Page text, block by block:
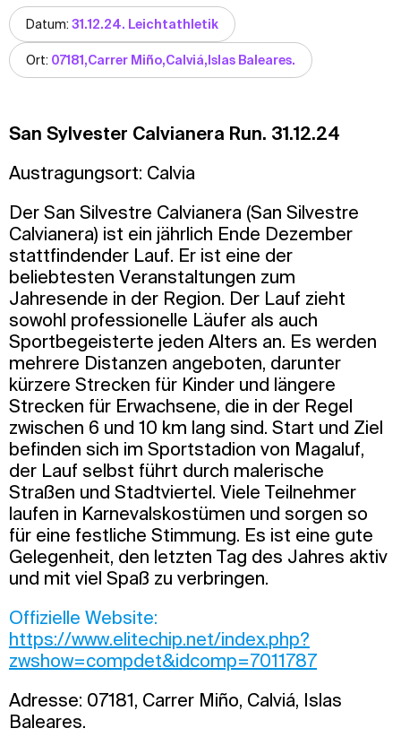
Datum: 31.12.24. Leichtathletik
Ort: 07181,Carrer Miño,Calviá,Islas Baleares.
San Sylvester Calvianera Run. 31.12.24
Austragungsort: Calvia
Der San Silvestre Calvianera (San Silvestre
Calvianera) ist ein jährlich Ende Dezember
stattfindender Lauf. Er ist eine der
beliebtesten Veranstaltungen zum
Jahresende in der Region. Der Lauf zieht
sowohl professionelle Läufer als auch
Sportbegeisterte jeden Alters an. Es werden
mehrere Distanzen angeboten, darunter
kürzere Strecken für Kinder und längere
Strecken für Erwachsene, die in der Regel
zwischen 6 und 10 km lang sind. Start und Ziel
befinden sich im Sportstadion von Magaluf,
der Lauf selbst führt durch malerische
Straßen und Stadtviertel. Viele Teilnehmer
laufen in Karnevalskostümen und sorgen so
für eine festliche Stimmung. Es ist eine gute
Gelegenheit, den letzten Tag des Jahres aktiv
und mit viel Spaß zu verbringen.
Offizielle Website:
https://www.elitechip.net/index.php?
zwshow=compdet&idcomp=7011787
Adresse: 07181, Carrer Miño, Calviá, Islas
Baleares.